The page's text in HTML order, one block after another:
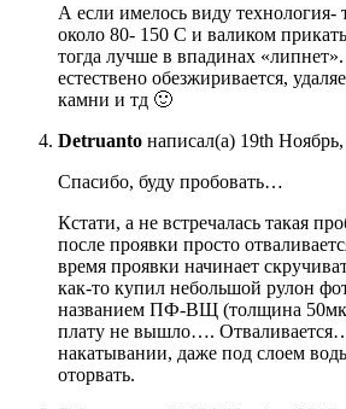
А если имелось виду технология-
около 80- 150 С и валиком
тогда лучше в впадинах
естествено обезжиривается,
камни и тд 🙂
Detruanto написал(а) 19th
Спасибо, буду пробовать…
Кстати, а не встречалась такая
после проявки просто
время проявки начинает
как-то купил небольшой рулон
названием ПФ-ВЩ (толщина
плату не вышло….
накатывании, даже под слоем
оторвать.